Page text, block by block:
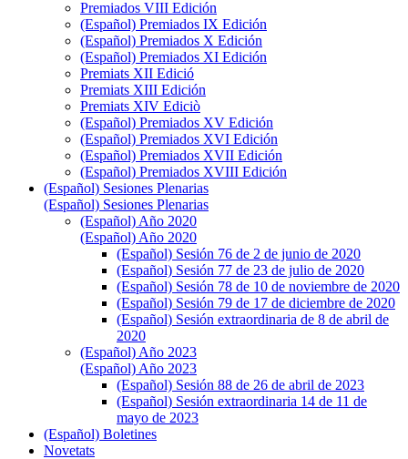
Premiados VIII Edición
(Español) Premiados IX Edición
(Español) Premiados X Edición
(Español) Premiados XI Edición
Premiats XII Edició
Premiats XIII Edición
Premiats XIV Ediciò
(Español) Premiados XV Edición
(Español) Premiados XVI Edición
(Español) Premiados XVII Edición
(Español) Premiados XVIII Edición
(Español) Sesiones Plenarias
(Español) Sesiones Plenarias
(Español) Año 2020
(Español) Año 2020
(Español) Sesión 76 de 2 de junio de 2020
(Español) Sesión 77 de 23 de julio de 2020
(Español) Sesión 78 de 10 de noviembre de 2020
(Español) Sesión 79 de 17 de diciembre de 2020
(Español) Sesión extraordinaria de 8 de abril de
2020
(Español) Año 2023
(Español) Año 2023
(Español) Sesión 88 de 26 de abril de 2023
(Español) Sesión extraordinaria 14 de 11 de
mayo de 2023
(Español) Boletines
Novetats